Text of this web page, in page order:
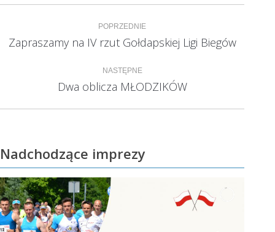
Nawigacja
wpisów
POPRZEDNIE
Poprzedni
Zapraszamy na IV rzut Gołdapskiej Ligi Biegów
NASTĘPNE
Następny
Dwa oblicza MŁODZIKÓW
Nadchodzące imprezy